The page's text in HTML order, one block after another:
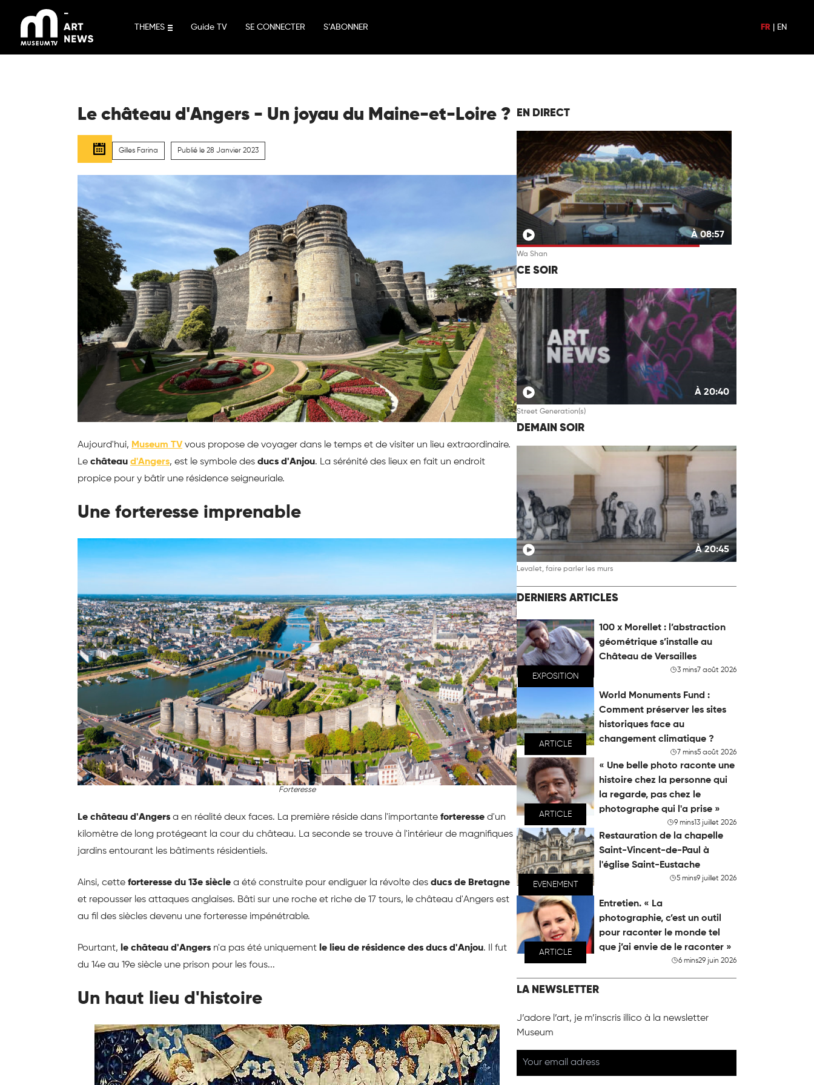
contenu
THEMES Guide TV SE CONNECTER S’ABONNER FR EN
Le château d'Angers - Un joyau du Maine-et-Loire ?
Gilles Farina Publié le 28 Janvier 2023
Aujourd'hui, Museum TV vous propose de voyager dans le temps et de visiter un lieu extraordinaire.
Le château d'Angers, est le symbole des ducs d'Anjou. La sérénité des lieux en fait un endroit
propice pour y bâtir une résidence seigneuriale.
Une forteresse imprenable
Forteresse
Le château d'Angers a en réalité deux faces. La première réside dans l'importante forteresse d'un
kilomètre de long protégeant la cour du château. La seconde se trouve à l'intérieur de magnifiques
jardins entourant les bâtiments résidentiels.
Ainsi, cette forteresse du 13e siècle a été construite pour endiguer la révolte des ducs de Bretagne
et repousser les attaques anglaises. Bâti sur une roche et riche de 17 tours, le château d'Angers est
au fil des siècles devenu une forteresse impénétrable.
Pourtant, le château d'Angers n'a pas été uniquement le lieu de résidence des ducs d'Anjou. Il fut
du 14e au 19e siècle une prison pour les fous...
Un haut lieu d'histoire
EN DIRECT
À 08:57
Wa Shan
CE SOIR
À 20:40
Street Generation(s)
DEMAIN SOIR
À 20:45
Levalet, faire parler les murs
DERNIERS ARTICLES
EXPOSITION
100 x Morellet : l’abstraction
géométrique s’installe au
Château de Versailles
3 mins7 août 2026
ARTICLE
World Monuments Fund :
Comment préserver les sites
historiques face au
changement climatique ?
7 mins5 août 2026
ARTICLE
« Une belle photo raconte une
histoire chez la personne qui
la regarde, pas chez le
photographe qui l'a prise »
9 mins13 juillet 2026
EVENEMENT
Restauration de la chapelle
Saint-Vincent-de-Paul à
l'église Saint-Eustache
5 mins9 juillet 2026
ARTICLE
Entretien. « La
photographie, c’est un outil
pour raconter le monde tel
que j’ai envie de le raconter »
6 mins29 juin 2026
LA NEWSLETTER
J’adore l’art, je m’inscris illico à la newsletter
Museum